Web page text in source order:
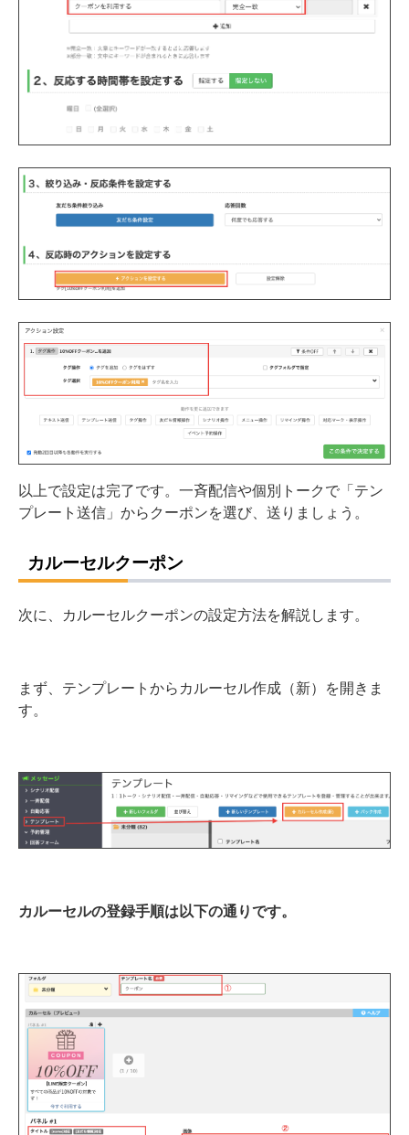
以上で設定は完了です。一斉配信や個別トークで「テン
プレート送信」からクーポンを選び、送りましょう。
カルーセルクーポン
次に、カルーセルクーポンの設定方法を解説します。
まず、テンプレートからカルーセル作成（新）を開きま
す。
カルーセルの登録手順は以下の通りです。